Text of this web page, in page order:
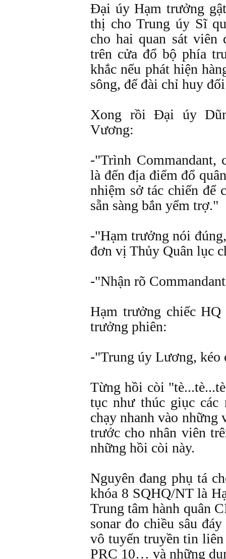
Ðại úy Hạm trưởng
thị cho Trung úy Sĩ
cho hai quan sát viên
trên cửa đổ bộ phía
khắc nếu phát hiện
sông, để đài chỉ huy
Xong rồi Ðại úy
Vương:
-"Trình
là đến địa điểm đổ
nhiệm sở tác chiến để
sẵn sàng bắn yểm trợ."
-"Hạm trưởng nói
đơn vị Thủy Quân lục
-"Nhận rõ
Hạm trưởng chiếc
trưởng phiên:
-"Trung úy Lương, kéo
Từng hồi còi
tục như thúc giục các
chạy nhanh vào
trước cho nhân viên
những hồi còi này.
Nguyên đang phụ tá
khóa 8 SQHQ/NT là
Trung tâm hành quân
sonar đo chiều sâu
vô tuyến truyền tin
PRC 10… và những